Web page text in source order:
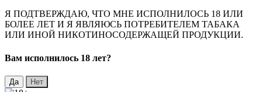
Я ПОДТВЕРЖДАЮ, ЧТО МНЕ ИСПОЛНИЛОСЬ 18 ИЛИ
БОЛЕЕ ЛЕТ И Я ЯВЛЯЮСЬ ПОТРЕБИТЕЛЕМ ТАБАКА
ИЛИ ИНОЙ НИКОТИНОСОДЕРЖАЩЕЙ ПРОДУКЦИИ.
Вaм исполнилось 18 лет?